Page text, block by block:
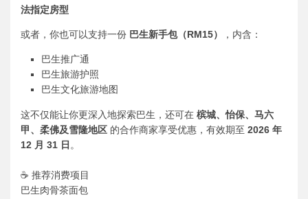
法指定房型
或者，你也可以支持一份 巴生新手包（RM15） ，内含：
巴生推广通
巴生旅游护照
巴生文化旅游地图
这不仅能让你更深入地探索巴生，还可在 槟城、怡保、马六
甲、柔佛及雪隆地区 的合作商家享受优惠，有效期至 2026 年
12 月 31 日 。
☕ 推荐消费项目
巴生肉骨茶面包